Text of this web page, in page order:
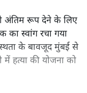
अंतिम रूप देने के लिए
का स्वांग रचा गया
के बावजूद मुंबई से
हत्या की योजना को